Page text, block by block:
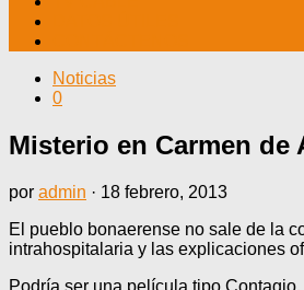
Noticias
0
Misterio en Carmen de
por admin · 18 febrero, 2013
El pueblo bonaerense no sale de la
intrahospitalaria y las explicaciones
Podría ser una película tipo